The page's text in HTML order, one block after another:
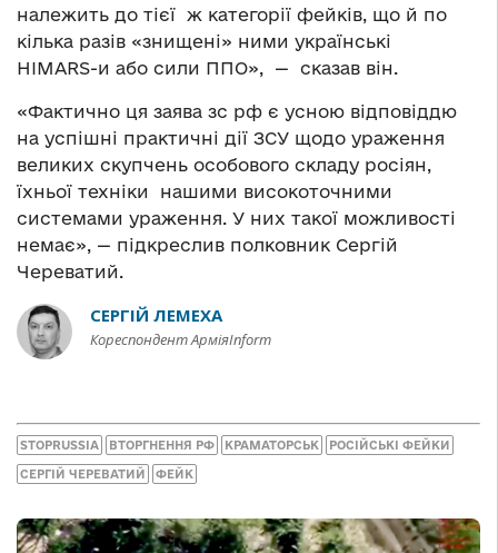
належить до тієї ж категорії фейків, що й по
кілька разів «знищені» ними українські
HIMARS-и або сили ППО», — сказав він.
«Фактично ця заява зс рф є усною відповіддю
на успішні практичні дії ЗСУ щодо ураження
великих скупчень особового складу росіян,
їхньої техніки нашими високоточними
системами ураження. У них такої можливості
немає», — підкреслив полковник Сергій
Череватий.
СЕРГІЙ ЛЕМЕХА
Кореспондент АрміяInform
STOPRUSSIA ВТОРГНЕННЯ РФ КРАМАТОРСЬК РОСІЙСЬКІ ФЕЙКИ
СЕРГІЙ ЧЕРЕВАТИЙ ФЕЙК